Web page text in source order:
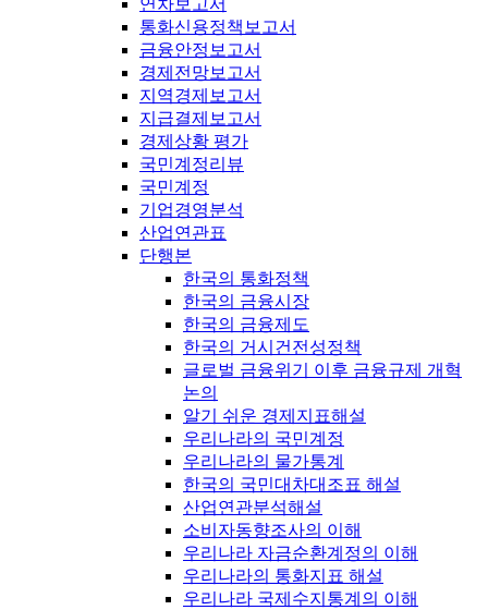
연차보고서
통화신용정책보고서
금융안정보고서
경제전망보고서
지역경제보고서
지급결제보고서
경제상황 평가
국민계정리뷰
국민계정
기업경영분석
산업연관표
단행본
한국의 통화정책
한국의 금융시장
한국의 금융제도
한국의 거시건전성정책
글로벌 금융위기 이후 금융규제 개혁
논의
알기 쉬운 경제지표해설
우리나라의 국민계정
우리나라의 물가통계
한국의 국민대차대조표 해설
산업연관분석해설
소비자동향조사의 이해
우리나라 자금순환계정의 이해
우리나라의 통화지표 해설
우리나라 국제수지통계의 이해